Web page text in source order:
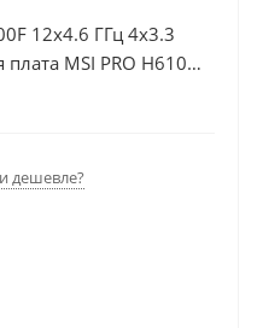
12x4.6 ГГц 4x3.3
MSI PRO H610M-
Память
дешевле?